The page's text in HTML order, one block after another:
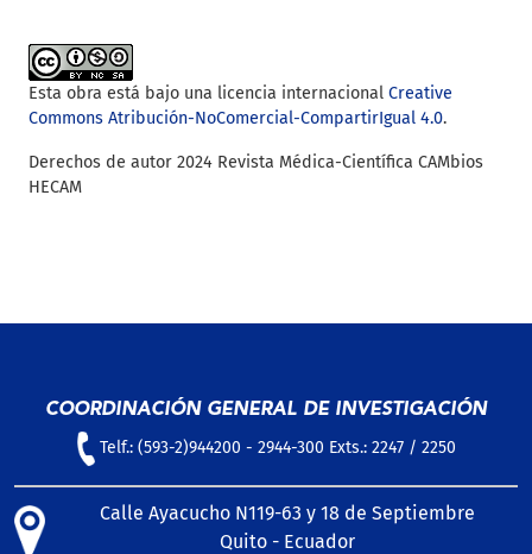
Esta obra está bajo una licencia internacional Creative
Commons Atribución-NoComercial-CompartirIgual 4.0.
Derechos de autor 2024 Revista Médica-Científica CAMbios
HECAM
COORDINACIÓN GENERAL DE INVESTIGACIÓN
Telf.: (593-2)944200 - 2944-300 Exts.: 2247 / 2250
Calle Ayacucho N119-63 y 18 de Septiembre
Quito - Ecuador